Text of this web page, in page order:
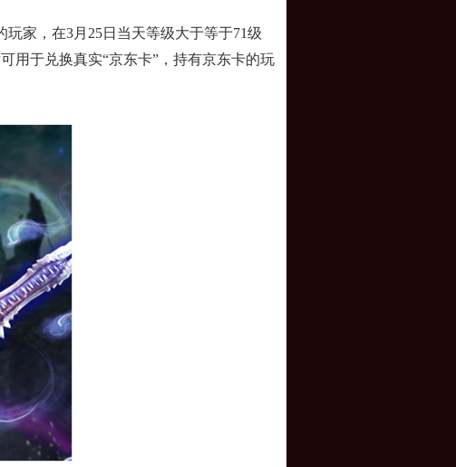
家，在3月25日当天等级大于等于71级
用于兑换真实“京东卡”，持有京东卡的玩